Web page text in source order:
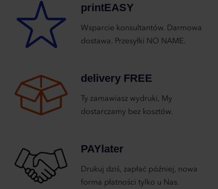
printEASY
Wsparcie konsultantów. Darmowa
dostawa. Przesyłki NO NAME.
delivery FREE
Ty zamawiasz wydruki, My
dostarczamy bez kosztów.
PAYlater
Drukuj dziś, zapłać później, nowa
forma płatności tylko u Nas.